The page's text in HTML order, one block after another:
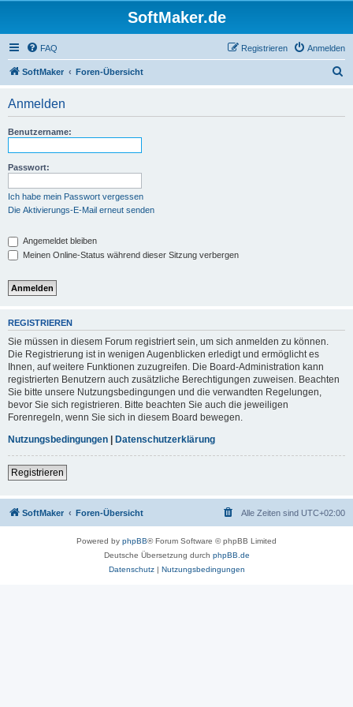
SoftMaker.de
FAQ Anmelden
Registrieren
SoftMaker Foren-Übersicht
Anmelden
Benutzername:
Passwort:
Ich habe mein Passwort vergessen
Die Aktivierungs-E-Mail erneut senden
Angemeldet bleiben
Meinen Online-Status während dieser Sitzung verbergen
REGISTRIEREN
Sie müssen in diesem Forum registriert sein, um sich anmelden zu können.
Die Registrierung ist in wenigen Augenblicken erledigt und ermöglicht es
Ihnen, auf weitere Funktionen zuzugreifen. Die Board-Administration kann
registrierten Benutzern auch zusätzliche Berechtigungen zuweisen. Beachten
Sie bitte unsere Nutzungsbedingungen und die verwandten Regelungen,
bevor Sie sich registrieren. Bitte beachten Sie auch die jeweiligen
Forenregeln, wenn Sie sich in diesem Board bewegen.
Nutzungsbedingungen | Datenschutzerklärung
Registrieren
SoftMaker Foren-Übersicht Alle Zeiten sind UTC+02:00
Powered by phpBB® Forum Software © phpBB Limited
Deutsche Übersetzung durch phpBB.de
Datenschutz| Nutzungsbedingungen